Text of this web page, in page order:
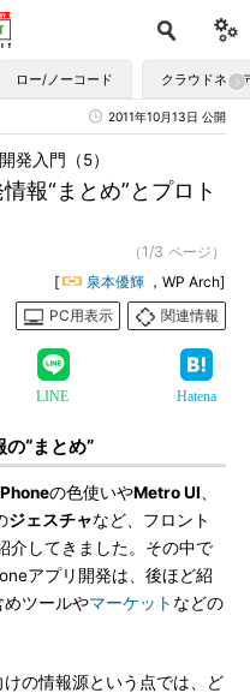
ロー/ノーコード クラウドネイ
2011年10月13日 公開
報“まとめ”とプロト
発入門（5）
（1/3 ページ）
[
泉本優輝 ，WP Arch]
PC用表示
関連情報
LINE Hatena
“まとめ”
の色使いやMetro UI
ジェスチャなど、フロント
介してきました。その中で
アプリ開発は、後ほど紹
めツールやマーケット などの
の情報源という点では、ど